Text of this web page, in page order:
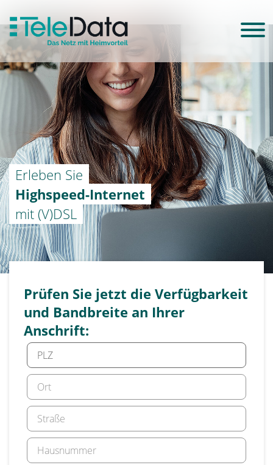
Erleben Sie
Highspeed-Internet
mit (V)DSL
Prüfen Sie jetzt die Verfügbarkeit
und Bandbreite an Ihrer
Anschrift: